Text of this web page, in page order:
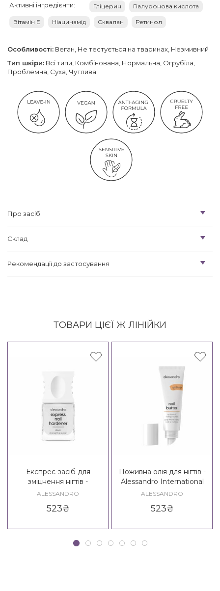
Активні інгредієнти: Гліцерин Гіалуронова кислота
Вітамін Е Ніацинамід Сквалан Ретинол
Особливості: Веган, Не тестується на тваринах, Незмивний
Тип шкіри: Всі типи, Комбінована, Нормальна, Огрубіла,
Проблемна, Суха, Чутлива
Про засіб
Склад
Рекомендації до застосування
ТОВАРИ ЦІЄЇ Ж ЛІНІЙКИ
Експрес-засіб для
зміцнення нігтів -
Alessandro International
ALESSANDRO
523₴
Поживна олія для нігтів -
Alessandro International
Nail Butter
ALESSANDRO
523₴